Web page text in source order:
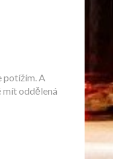
potížím. A
mít oddělená